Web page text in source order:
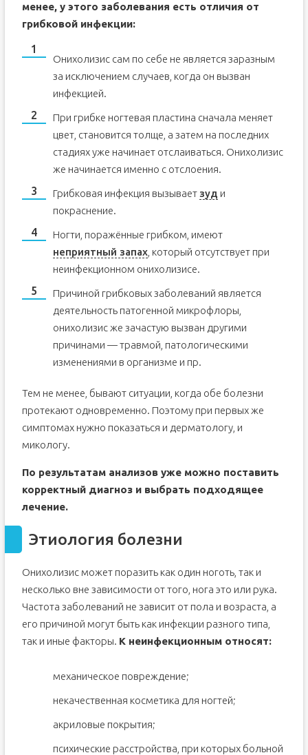
менее, у этого заболевания есть отличия от
грибковой инфекции:
Онихолизис сам по себе не является заразным
за исключением случаев, когда он вызван
инфекцией.
При грибке ногтевая пластина сначала меняет
цвет, становится толще, а затем на последних
стадиях уже начинает отслаиваться. Онихолизис
же начинается именно с отслоения.
Грибковая инфекция вызывает зуд и
покраснение.
Ногти, поражённые грибком, имеют
неприятный запах, который отсутствует при
неинфекционном онихолизисе.
Причиной грибковых заболеваний является
деятельность патогенной микрофлоры,
онихолизис же зачастую вызван другими
причинами — травмой, патологическими
изменениями в организме и пр.
Тем не менее, бывают ситуации, когда обе болезни
протекают одновременно. Поэтому при первых же
симптомах нужно показаться и дерматологу, и
микологу.
По результатам анализов уже можно поставить
корректный диагноз и выбрать подходящее
лечение.
Этиология болезни
Онихолизис может поразить как один ноготь, так и
несколько вне зависимости от того, нога это или рука.
Частота заболеваний не зависит от пола и возраста, а
его причиной могут быть как инфекции разного типа,
так и иные факторы. К неинфекционным относят:
механическое повреждение;
некачественная косметика для ногтей;
акриловые покрытия;
психические расстройства, при которых больной